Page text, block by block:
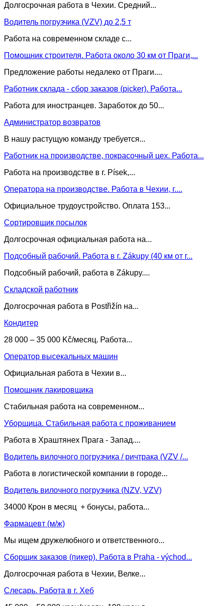
Долгосрочная работа в Чехии. Средний...
Водитель погрузчика (VZV) до 2,5 т
Работа на современном складе с...
Помощник строителя. Работа около 30 км от Праги,...
Предложение работы недалеко от Праги....
Работник склада - сбор заказов (picker). Работа...
Работа для иностранцев. Заработок до 50...
Администратор возвратов
В нашу растущую команду требуется...
Работник на производстве, покрасочный цех. Работа...
Работа на производстве в г. Písek,...
Оператора на производстве. Работа в Чехии, г....
Официальное трудоустройство. Оплата 153...
Сортировщик посылок
Долгосрочная официальная работа на...
Подсобный рабочий. Работа в г. Zákupy (40 км от г...
Подсобный рабочий, работа в Zákupy....
Складской работник
Долгосрочная работа в Postřižín на...
Кондитер
28 000 – 35 000 Kč/месяц. Работа...
Оператор высекальных машин
Официальная работа в Чехии в...
Помощник лакировщика
Стабильная работа на современном...
Уборщица. Стабильная работа с проживанием
Работа в Храштянех Прага - Запад....
Водитель вилочного погрузчика / ричтрака (VZV /...
Работа в логистической компании в городе...
Водитель вилочного погрузчика (NZV, VZV)
34000 Крон в месяц + бонусы, работа...
Фармацевт (м/ж)
Мы ищем дружелюбного и ответственного...
Сборщик заказов (пикер). Работа в Praha - východ...
Долгосрочная работа в Чехии, Велке...
Слесарь. Работа в г. Хеб